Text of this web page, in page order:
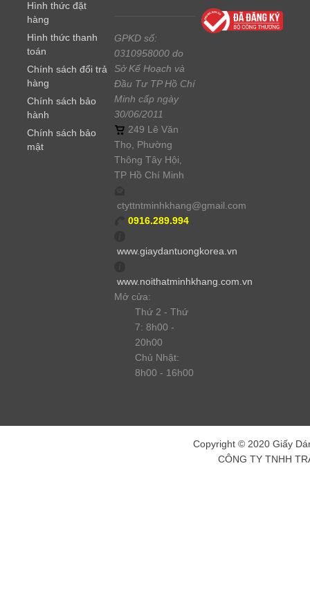
Hình thức đặt
hàng
Hình thức thanh
toán
Chính sách đổi trả
hàng
Chính sách bảo
hành
Chính sách bảo
mật
GPKD số:
0310958000 do
Sở Kế Hoạch và
Đầu Tư TP Hồ Chí
Minh cấp ngày
30/06/2011
249 Lê Văn
Thọ, Phường
Thông Tây Hội,
TP Hồ Chí Minh
ctyttntminhkhang@gmail.com
0916.289.994
www.giaydantuongkorea.vn
www.noithatminhkhang.com.vn
Mở cửa:
Thứ 2 - Thứ
7: 8h00 -
20h00
Chủ Nhật:
8h00 - 16h00
Copyright © 2020 Giấy
CÔNG TY TNHH